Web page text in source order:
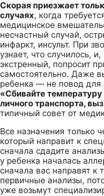
Скорая приезжает
случаях, когда
медицинское
несчастный случай,
инфаркт, инсульт. При
узнает, что случилось,
экстренный, попросит
самостоятельно. Даже
ребенка — не повод для
«Сбивайте
личного транспорта,
типичный совет от
Все назначения только
который направит к
сначала сдадите
у ребенка началась
сначала вас направят к
первичные анализы,
уже возьмут